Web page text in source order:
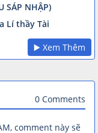
SÁP NHẬP)
Lí thầy Tài
▶️ Xem Thêm
0 Comments
comment này sẽ